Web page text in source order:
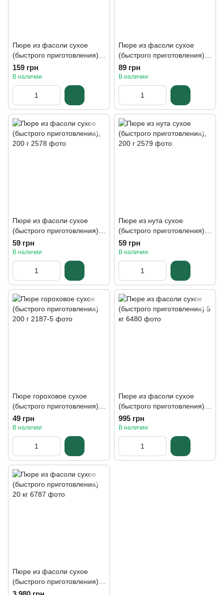
Пюре из фасоли сухое
(быстрого приготовления)
800 г
159 грн
В наличии
Пюре из фасоли сухое
(быстрого приготовления),
400 г
89 грн
В наличии
Пюре из фасоли сухое
(быстрого приготовления),
200 г
59 грн
В наличии
Пюре из нута сухое
(быстрого приготовления),
200 г
59 грн
В наличии
Пюре гороховое сухое
(быстрого приготовления)
200 г
49 грн
В наличии
Пюре из фасоли сухое
(быстрого приготовления) 5
кг
995 грн
В наличии
Пюре из фасоли сухое
(быстрого приготовления)
20 кг